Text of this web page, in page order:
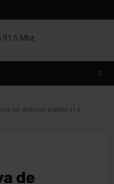
sin atención martes 31 y
de